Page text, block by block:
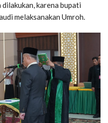
karena bupati
melaksanakan Umroh.